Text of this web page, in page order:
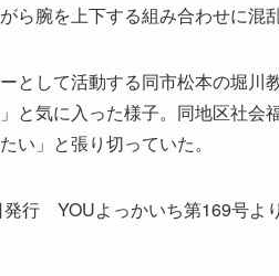
ら腕を上下する組み合わせに混
として活動する同市松本の堀川
と気に入った様子。同地区社
い」と張り切っていた。
発行 YOUよっかいち第169号よ